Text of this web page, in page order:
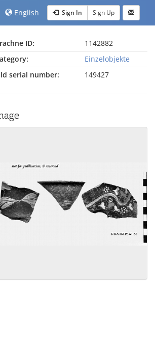
English Sign In Sign Up
ID:
1142882
Einzelobjekte
serial number:
149427